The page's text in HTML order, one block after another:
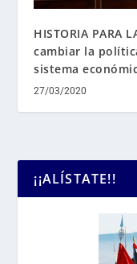
HISTORIA PARA
cambiar la
sistema
27/03/2020
¡¡ALÍSTATE!!